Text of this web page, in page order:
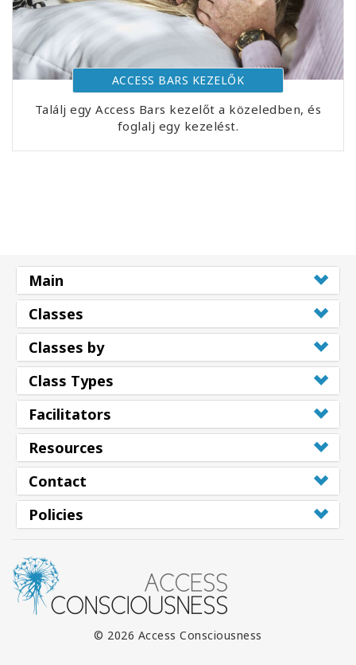
ACCESS BARS KEZELŐK
Találj egy Access Bars kezelőt a közeledben, és
foglalj egy kezelést.
Main
Classes
Classes by
Class Types
Facilitators
Resources
Contact
Policies
© 2026 Access Consciousness